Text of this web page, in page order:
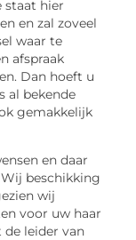
staat hier
en zal zoveel
waar te
afspraak
Dan hoeft u
al bekende
gemakkelijk
en daar
beschikking
wij
voor uw haar
leider van